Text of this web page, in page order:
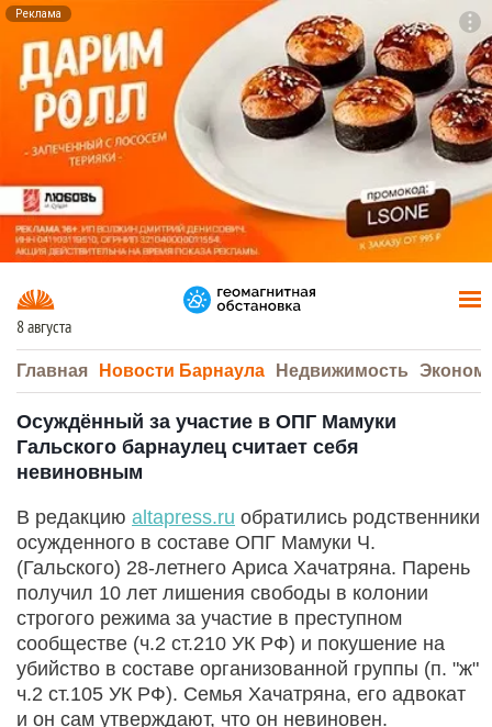
Реклама
8 августа
Главная Новости Барнаула Недвижимость
Осуждённый за участие в ОПГ Мамуки
Гальского барнаулец считает себя
невиновным
В редакцию altapress.ru обратились родственники
осужденного в составе ОПГ Мамуки Ч.
(Гальского) 28-летнего Ариса Хачатряна. Парень
получил 10 лет лишения свободы в колонии
строгого режима за участие в преступном
сообществе (ч.2 ст.210 УК РФ) и покушение на
убийство в составе организованной группы (п. "ж"
ч.2 ст.105 УК РФ). Семья Хачатряна, его адвокат
и он сам утверждают, что он невиновен.